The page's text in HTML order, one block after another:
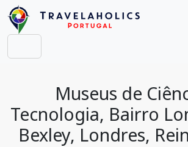
Museus de
Tecnologia, Bairro
Bexley, Londres,